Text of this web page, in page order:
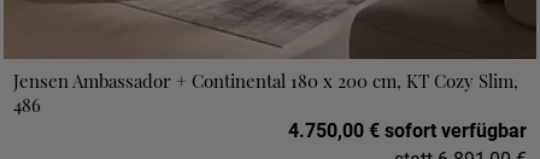
Jensen Ambassador + Continental 180 x 200 cm, KT Cozy Slim,
486
4.750,00 € sofort verfügbar